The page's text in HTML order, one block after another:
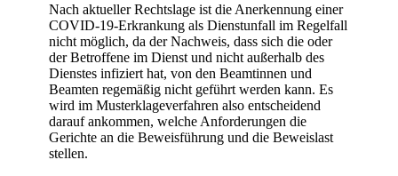
Nach aktueller Rechtslage ist die Anerkennung einer
COVID-19-Erkrankung als Dienstunfall im Regelfall
nicht möglich, da der Nachweis, dass sich die oder
der Betroffene im Dienst und nicht außerhalb des
Dienstes infiziert hat, von den Beamtinnen und
Beamten regemäßig nicht geführt werden kann. Es
wird im Musterklageverfahren also entscheidend
darauf ankommen, welche Anforderungen die
Gerichte an die Beweisführung und die Beweislast
stellen.